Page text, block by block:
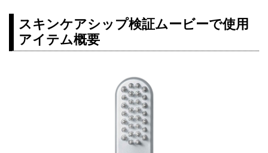
スキンケアシップ検証ムービーで使用
アイテム概要